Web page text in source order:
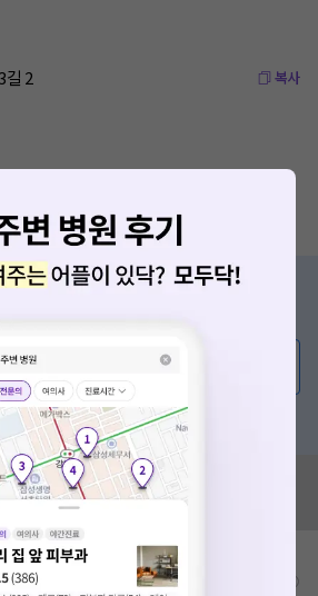
길 2 복사
요
서비스에 다양한 게시글 보러가기
보가 있나요?
!
비급여/급여 진료란?